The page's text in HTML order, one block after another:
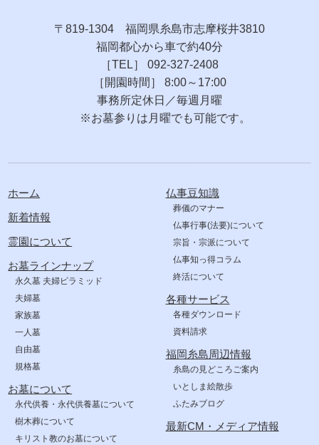
〒819-1304 福岡県糸島市志摩桜井3810
福岡都心から車で約40分
［TEL］ 092-327-2408
［開園時間］ 8:00～17:00
事務所定休日／毎週月曜
※お墓参りは月曜でも可能です。
ホーム
新着情報
霊園について
お墓ラインナップ
永久墓 夫婦ピラミッド
夫婦墓
家族墓
一人墓
自由墓
規格墓
お墓について
永代供養・永代供養墓について
樹木葬について
キリスト教のお墓について
仏事豆知識
葬儀のマナー
仏事行事(法要)について
宗旨・宗派について
仏事知っ得コラム
終活について
各種サービス
各種ダウンロード
資料請求
福岡糸島周辺情報
糸島の見どころご案内
いとしま絵散歩
ふたみブログ
最新CM・メディア情報